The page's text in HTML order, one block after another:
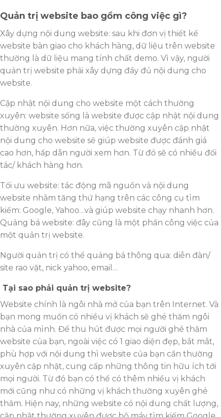
Quản trị website bao gồm công việc gì?
Xây dựng nội dung website: sau khi đơn vị thiết kế
website bàn giao cho khách hàng, dữ liệu trên website
thường là dữ liệu mang tính chất demo. Vì vậy, người
quản trị website phải xây dựng đầy đủ nội dung cho
website.
Cập nhật nội dung cho website một cách thường
xuyên: website sống là website được cập nhật nội dung
thường xuyên. Hơn nữa, việc thường xuyên cập nhật
nội dung cho website sẽ giúp website được đánh giá
cao hơn, hấp dẫn người xem hơn. Từ đó sẽ có nhiều đối
tác/ khách hàng hơn.
Tối ưu website: tác động mã nguồn và nội dung
website nhằm tăng thứ hạng trên các công cụ tìm
kiếm: Google, Yahoo…và giúp website chạy nhanh hơn.
Quảng bá website: đây cũng là một phần công việc của
một quản trị website.
Người quản trị có thể quảng bá thông qua: diễn đàn/
site rao vặt, nick yahoo, email…
Tại sao phải quản trị website?
Website chính là ngôi nhà mở của bạn trên Internet. Và
bạn mong muốn có nhiều vị khách sẽ ghé thăm ngôi
nhà của mình. Để thu hút được mọi người ghé thăm
website của bạn, ngoài việc có 1 giao diện đẹp, bắt mắt,
phù hợp với nội dung thì website của bạn cần thường
xuyên cập nhật, cung cấp những thông tin hữu ích tới
mọi người. Từ đó bạn có thể có thêm nhiều vị khách
mới cũng như có những vị khách thường xuyên ghé
thăm. Hiện nay, những website có nội dung chất lượng,